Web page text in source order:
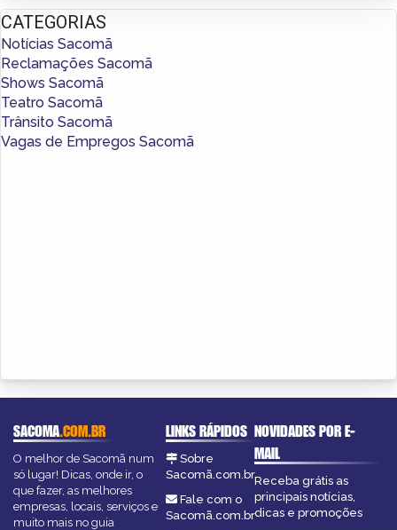
CATEGORIAS
Notícias Sacomã
Reclamações Sacomã
Shows Sacomã
Teatro Sacomã
Trânsito Sacomã
Vagas de Empregos Sacomã
SACOMA.COM.BR
O melhor de Sacomã num
só lugar! Dicas, onde ir, o
que fazer, as melhores
empresas, locais, serviços e
muito mais no guia
LINKS RÁPIDOS
Sobre
Sacomã.com.br
Fale com o
Sacomã.com.br
NOVIDADES POR E-
MAIL
Receba grátis as
principais notícias,
dicas e promoções